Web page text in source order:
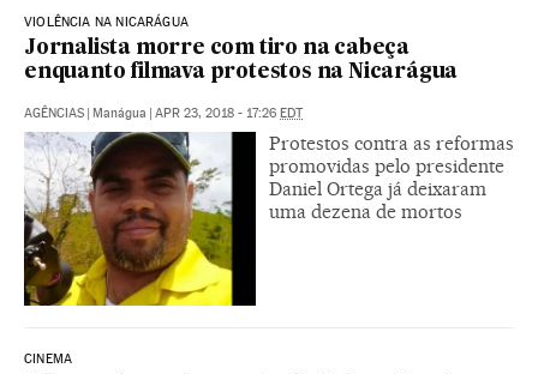
VIOLÊNCIA NA NICARÁGUA
Jornalista morre com tiro na cabeça
enquanto filmava protestos na Nicarágua
AGÊNCIAS | Manágua | APR 23, 2018 - 17:26 EDT
Protestos contra as reformas
promovidas pelo presidente
Daniel Ortega já deixaram
uma dezena de mortos
CINEMA